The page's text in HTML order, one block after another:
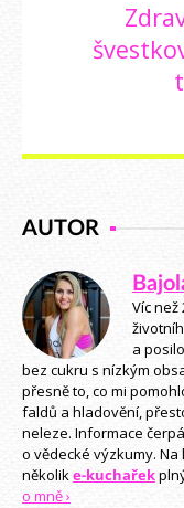
AUTOR
Víc
a
bez cukru s nízkým
přesně to, co mi
faldů a hladovění,
neleze. Informace
o vědecké výzkumy. Na
několike-kuchařek
o mně ›